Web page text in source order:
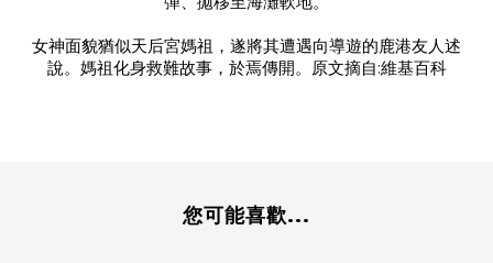
女神面貌猶似天后宮媽祖，遂將其遭遇向導遊的鹿港友人述
說。媽祖化身救難故事，於焉傳開。原文摘自:維基百科
您可能喜歡...